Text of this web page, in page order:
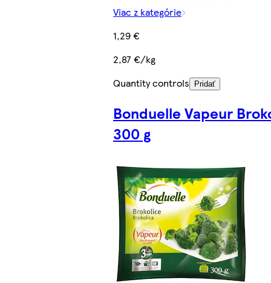
Viac z kategórie
1,29 €
2,87 €/kg
Quantity controls
Pridať
Bonduelle Vapeur
300 g